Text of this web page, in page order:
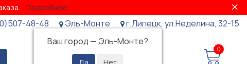
Подробнее...
48-48
Эль-Монте
Ваш город — Эль-Монте?
г.Липецк, ул.Неделина, 32-15
0